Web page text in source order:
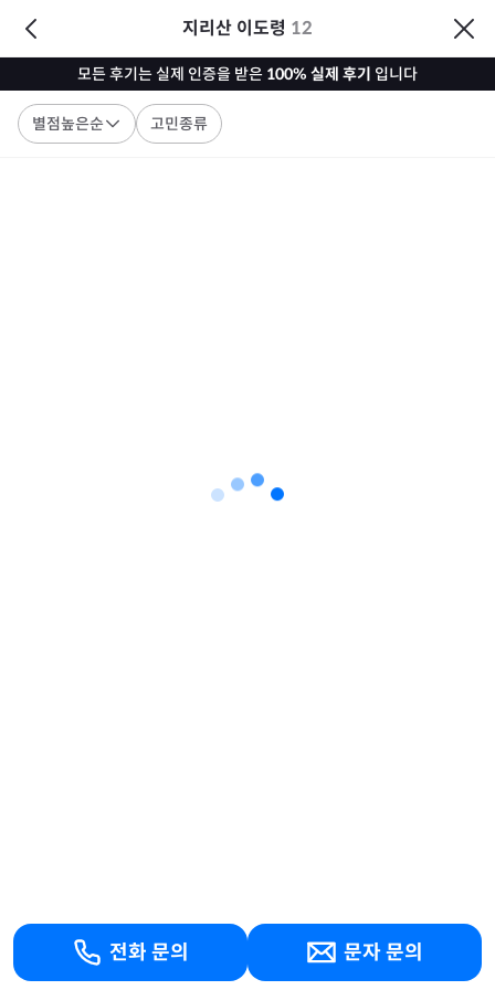
지리산 이도령 12
모든 후기는 실제 인증을 받은 100% 실제 후기 입니다
별점높은순 고민종류
전화 문의 문자 문의